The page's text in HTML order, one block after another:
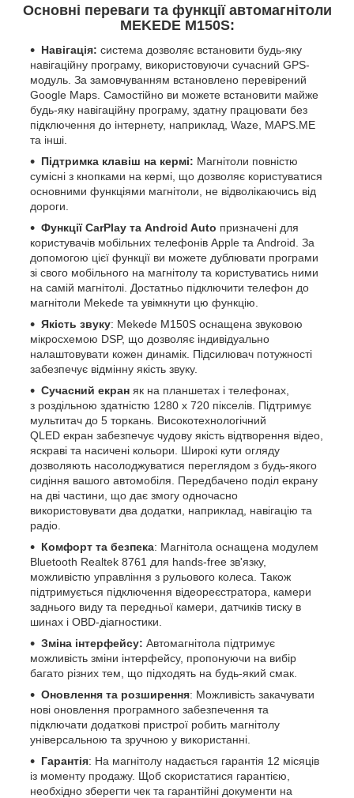
Основні переваги та функції автомагнітоли
MEKEDE M150S:
Навігація: система дозволяє встановити будь-яку
навігаційну програму, використовуючи сучасний GPS-
модуль. За замовчуванням встановлено перевірений
Google Maps. Самостійно ви можете встановити майже
будь-яку навігаційну програму, здатну працювати без
підключення до інтернету, наприклад, Waze, MAPS.ME
та інші.
Підтримка клавіш на кермі: Магнітоли повністю
сумісні з кнопками на кермі, що дозволяє користуватися
основними функціями магнітоли, не відволікаючись від
дороги.
Функції CarPlay та Android Auto призначені для
користувачів мобільних телефонів Apple та Android. За
допомогою цієї функції ви можете дублювати програми
зі свого мобільного на магнітолу та користуватись ними
на самій магнітолі. Достатньо підключити телефон до
магнітоли Mekede та увімкнути цю функцію.
Якість звуку: Mekede M150S оснащена звуковою
мікросхемою DSP, що дозволяє індивідуально
налаштовувати кожен динамік. Підсилювач потужності
забезпечує відмінну якість звуку.
Сучасний екран як на планшетах і телефонах,
з роздільною здатністю 1280 х 720 пікселів. Підтримує
мультитач до 5 торкань. Високотехнологічний
QLED екран забезпечує чудову якість відтворення відео,
яскраві та насичені кольори. Широкі кути огляду
дозволяють насолоджуватися переглядом з будь-якого
сидіння вашого автомобіля. Передбачено поділ екрану
на дві частини, що дає змогу одночасно
використовувати два додатки, наприклад, навігацію та
радіо.
Комфорт та безпека: Магнітола оснащена модулем
Bluetooth Realtek 8761 для hands-free зв'язку,
можливістю управління з рульового колеса. Також
підтримується підключення відеореєстратора, камери
заднього виду та передньої камери, датчиків тиску в
шинах і OBD-діагностики.
Зміна інтерфейсу: Автомагнітола підтримує
можливість зміни інтерфейсу, пропонуючи на вибір
багато різних тем, що підходять на будь-який смак.
Оновлення та розширення: Можливість закачувати
нові оновлення програмного забезпечення та
підключати додаткові пристрої робить магнітолу
універсальною та зручною у використанні.
Гарантія: На магнітолу надається гарантія 12 місяців
із моменту продажу. Щоб скористатися гарантією,
необхідно зберегти чек та гарантійні документи на